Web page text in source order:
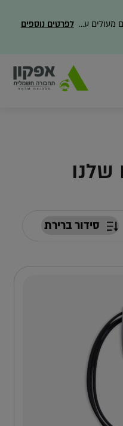
עמדות טעינה מתקדמות במחירים מעולים עם משלוח מהיר לפרטים נוספים
שלנו